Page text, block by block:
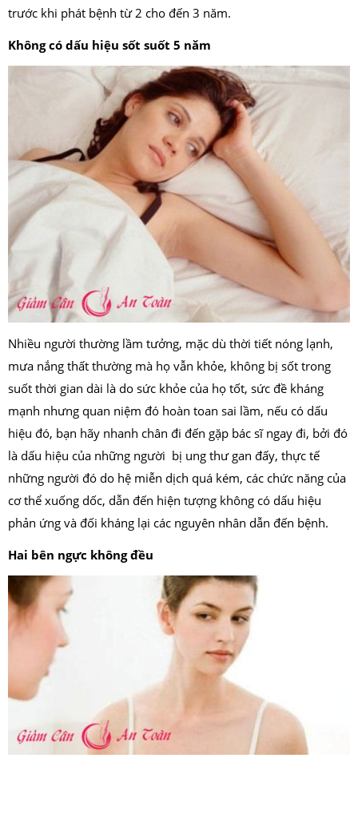
trước khi phát bệnh từ 2 cho đến 3 năm.
Không có dấu hiệu sốt suốt 5 năm
Nhiều người thường lầm tưởng, mặc dù thời tiết nóng lạnh,
mưa nắng thất thường mà họ vẫn khỏe, không bị sốt trong
suốt thời gian dài là do sức khỏe của họ tốt, sức đề kháng
mạnh nhưng quan niệm đó hoàn toan sai lầm, nếu có dấu
hiệu đó, bạn hãy nhanh chân đi đến gặp bác sĩ ngay đi, bởi đó
là dấu hiệu của những người bị ung thư gan đấy, thực tế
những người đó do hệ miễn dịch quá kém, các chức năng của
cơ thể xuống dốc, dẫn đến hiện tượng không có dấu hiệu
phản ứng và đối kháng lại các nguyên nhân dẫn đến bệnh.
Hai bên ngực không đều